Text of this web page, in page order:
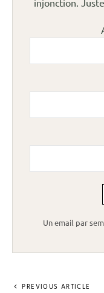
Un email par
PREVIOUS ARTICLE